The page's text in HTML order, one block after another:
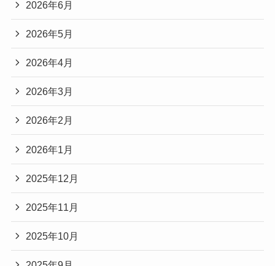
2026年6月
2026年5月
2026年4月
2026年3月
2026年2月
2026年1月
2025年12月
2025年11月
2025年10月